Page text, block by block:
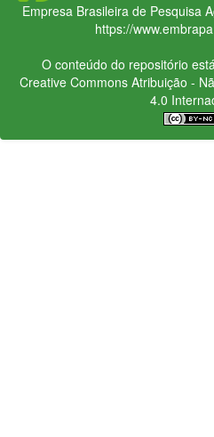
Empresa Brasileira de Pesquisa
https://
O conteúdo do repositório
Creative CommonsAtribuição -
4.0